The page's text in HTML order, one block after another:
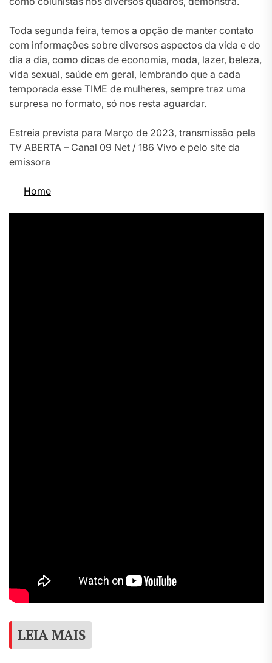
Toda segunda feira, temos a opção de manter contato
com informações sobre diversos aspectos da vida e do
dia a dia, como dicas de economia, moda, lazer, beleza,
vida sexual, saúde em geral, lembrando que a cada
temporada esse TIME de mulheres, sempre traz uma
surpresa no formato, só nos resta aguardar.
Estreia prevista para Março de 2023, transmissão pela
TV ABERTA – Canal 09 Net / 186 Vivo e pelo site da
emissora
Home
LEIA MAIS